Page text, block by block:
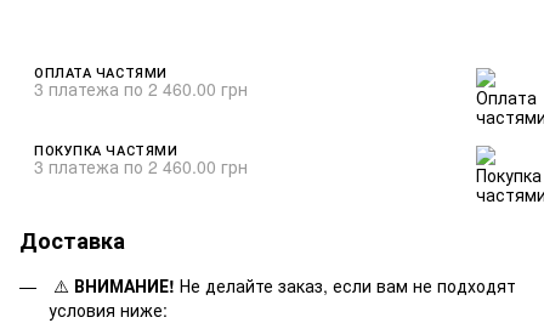
ОПЛАТА ЧАСТЯМИ
3 платежа по 2 460.00 грн
ПОКУПКА ЧАСТЯМИ
3 платежа по 2 460.00 грн
Доставка
⚠️ ВНИМАНИЕ! Не делайте заказ, если вам не подходят
условия ниже: